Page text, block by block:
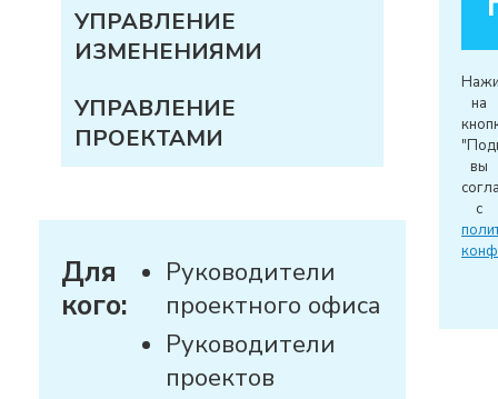
УПРАВЛЕНИЕ
ИЗМЕНЕНИЯМИ
УПРАВЛЕНИЕ
ПРОЕКТАМИ
Для
кого:
Руководители
проектного офиса
Руководители
проектов
на
вы
с